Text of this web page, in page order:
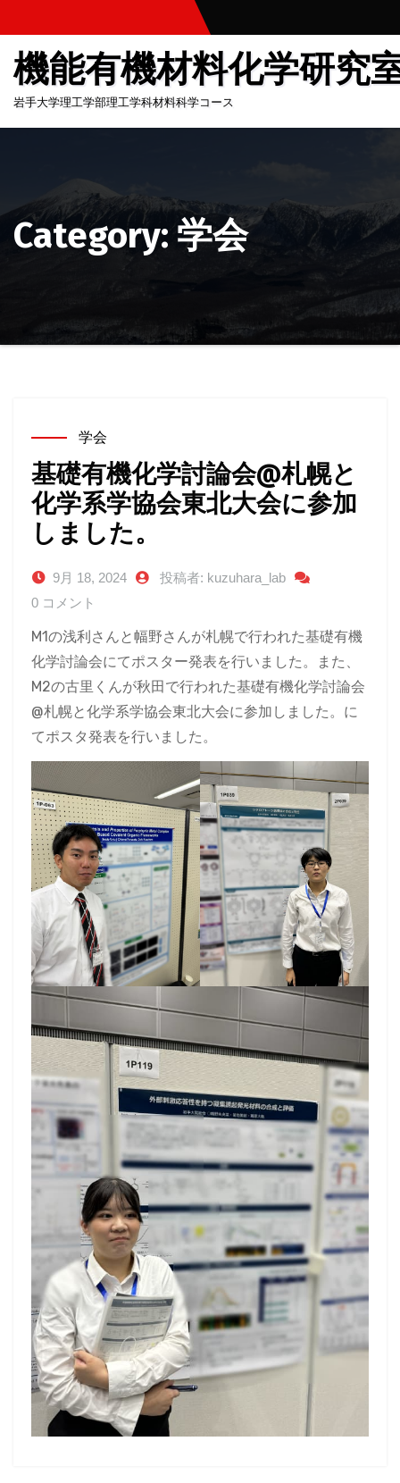
ン
ッ
機能有機材料化学研究
岩手大学理工学部理工学科材料科学コース
Category: 学会
学会
基礎有機化学討論会@札幌と
化学系学協会東北大会に参加
しました。
9月 18, 2024
投稿者: kuzuhara_lab
0 コメント
M1の浅利さんと幅野さんが札幌で行われた基礎有機
化学討論会にてポスター発表を行いました。また、
M2の古里くんが秋田で行われた基礎有機化学討論会
@札幌と化学系学協会東北大会に参加しました。に
てポスタ発表を行いました。